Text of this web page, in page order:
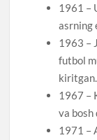
1961 –
asrning
1963 –
futbol
kiritgan.
1967 –
va
1971 –